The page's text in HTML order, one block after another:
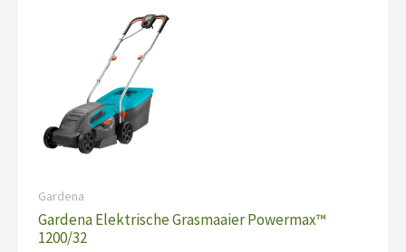
Gardena
Gardena Elektrische Grasmaaier Powermax™
1200/32